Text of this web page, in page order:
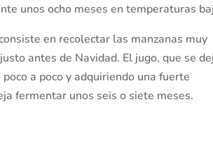
unos ocho meses en temperaturas
en recolectar las manzanas muy
antes de Navidad. El jugo, que se
a poco y adquiriendo una fuerte
fermentar unos seis o siete meses.